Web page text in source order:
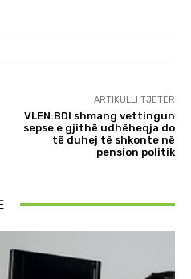
ARTIKULLI TJETËR
VLEN:BDI shmang vettingun
sepse e gjithë udhëheqja do
të duhej të shkonte në
pension politik